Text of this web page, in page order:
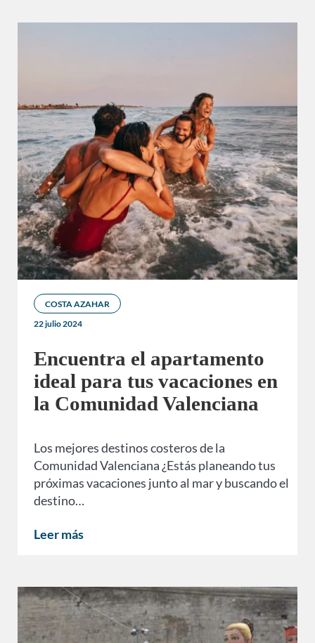
COSTA AZAHAR
22 julio 2024
Encuentra el apartamento
ideal para tus vacaciones en
la Comunidad Valenciana
Los mejores destinos costeros de la
Comunidad Valenciana ¿Estás planeando tus
próximas vacaciones junto al mar y buscando el
destino…
Leer más